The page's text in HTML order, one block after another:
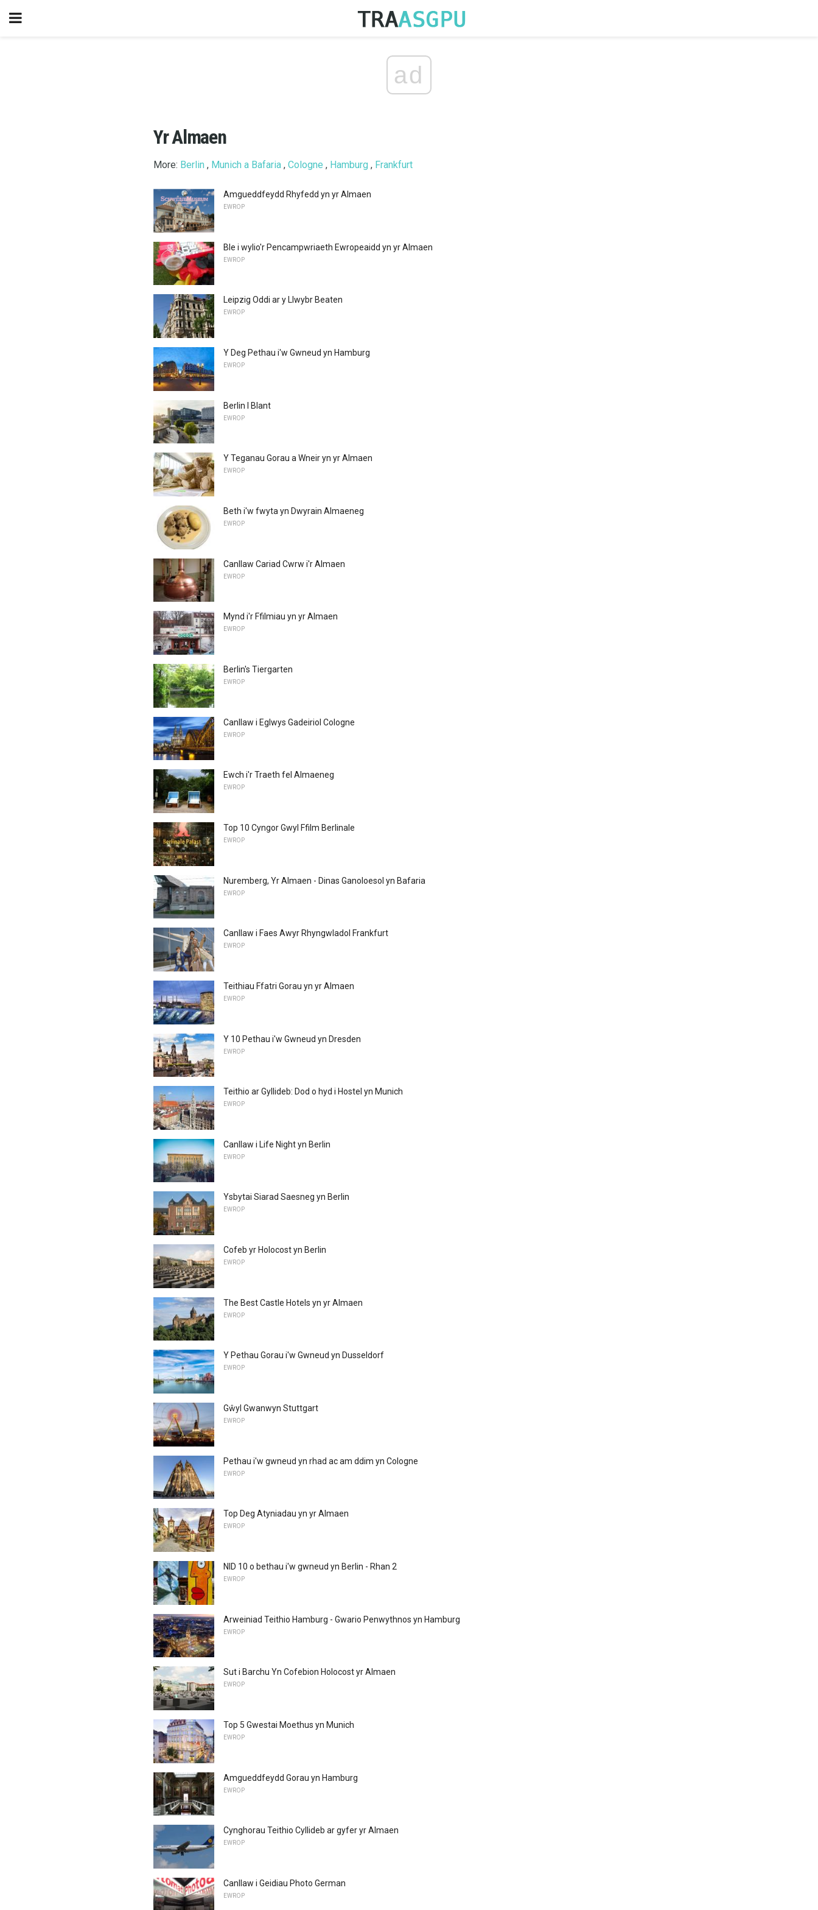
ad
Yr Almaen
More: Berlin , Munich a Bafaria , Cologne , Hamburg , Frankfurt
Amgueddfeydd Rhyfedd yn yr Almaen
EWROP
Ble i wylio'r Pencampwriaeth Ewropeaidd yn yr Almaen
EWROP
Leipzig Oddi ar y Llwybr Beaten
EWROP
Y Deg Pethau i'w Gwneud yn Hamburg
EWROP
Berlin I Blant
EWROP
Y Teganau Gorau a Wneir yn yr Almaen
EWROP
Beth i'w fwyta yn Dwyrain Almaeneg
EWROP
Canllaw Cariad Cwrw i'r Almaen
EWROP
Mynd i'r Ffilmiau yn yr Almaen
EWROP
Berlin's Tiergarten
EWROP
Canllaw i Eglwys Gadeiriol Cologne
EWROP
Ewch i'r Traeth fel Almaeneg
EWROP
Top 10 Cyngor Gwyl Ffilm Berlinale
EWROP
Nuremberg, Yr Almaen - Dinas Ganoloesol yn Bafaria
EWROP
Canllaw i Faes Awyr Rhyngwladol Frankfurt
EWROP
Teithiau Ffatri Gorau yn yr Almaen
EWROP
Y 10 Pethau i'w Gwneud yn Dresden
EWROP
Teithio ar Gyllideb: Dod o hyd i Hostel yn Munich
EWROP
Canllaw i Life Night yn Berlin
EWROP
Ysbytai Siarad Saesneg yn Berlin
EWROP
Cofeb yr Holocost yn Berlin
EWROP
The Best Castle Hotels yn yr Almaen
EWROP
Y Pethau Gorau i'w Gwneud yn Dusseldorf
EWROP
Gŵyl Gwanwyn Stuttgart
EWROP
Pethau i'w gwneud yn rhad ac am ddim yn Cologne
EWROP
Top Deg Atyniadau yn yr Almaen
EWROP
NID 10 o bethau i'w gwneud yn Berlin - Rhan 2
EWROP
Arweiniad Teithio Hamburg - Gwario Penwythnos yn Hamburg
EWROP
Sut i Barchu Yn Cofebion Holocost yr Almaen
EWROP
Top 5 Gwestai Moethus yn Munich
EWROP
Amgueddfeydd Gorau yn Hamburg
EWROP
Cynghorau Teithio Cyllideb ar gyfer yr Almaen
EWROP
Canllaw i Geidiau Photo German
EWROP